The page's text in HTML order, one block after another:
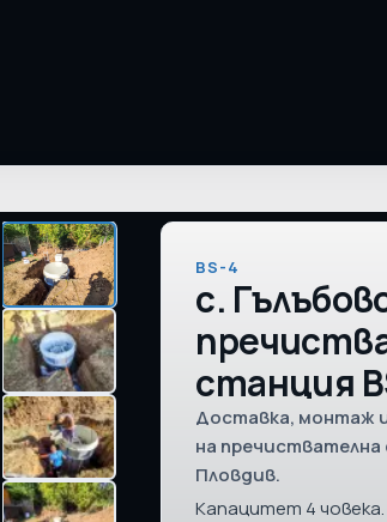
BS-4
с.
станция
Доставка, монтаж
на пречиствателна
Пловдив.
Капацитет 4